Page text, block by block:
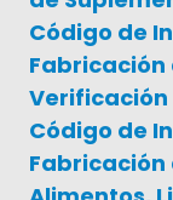
Código de
Fabricación
Verificación
Código de
Fabricación